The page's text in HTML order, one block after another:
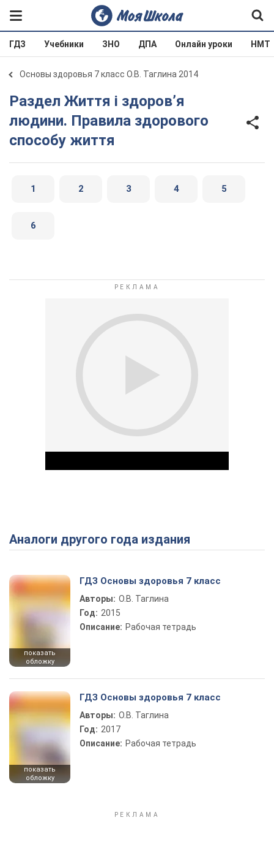
ГДЗ Учебники ЗНО ДПА Онлайн уроки НМТ
Основы здоровья 7 класс О.В. Таглина 2014
Раздел Життя і здоров’я
людини. Правила здорового
способу життя
1 2 3 4 5
6
Play Video
Аналоги другого года издания
показать
обложку
ГДЗ Основы здоровья 7 класс
Авторы: О.В. Таглина
Год: 2015
Описание: Рабочая тетрадь
показать
обложку
ГДЗ Основы здоровья 7 класс
Авторы: О.В. Таглина
Год: 2017
Описание: Рабочая тетрадь